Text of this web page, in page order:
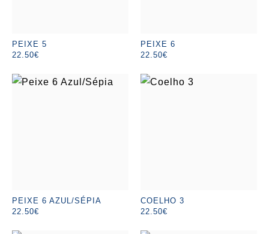
PEIXE 5
22.50€
PEIXE 6
22.50€
PEIXE 6 AZUL/SÉPIA
22.50€
COELHO 3
22.50€